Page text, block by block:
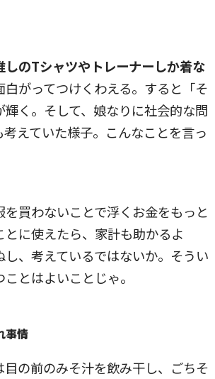
しのTシャツやトレーナーしか着な
白がってつけくわえる。すると「そ
く。そして、娘なりに社会的な問
えていた様子。こんなことを言っ
を買わないことで浮くお金をもっと
とに使えたら、家計も助かるよ
し、考えているではないか。そうい
とはよいことじゃ。
事情
目の前のみそ汁を飲み干し、ごちそ